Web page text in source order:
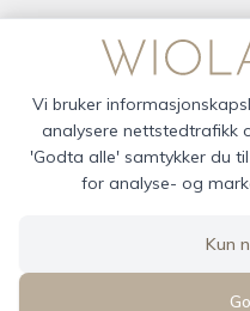
Siden
Vi bruker
analysere nettstedtrafikk
'Godta alle' samtykker du
for analyse- og
Kun